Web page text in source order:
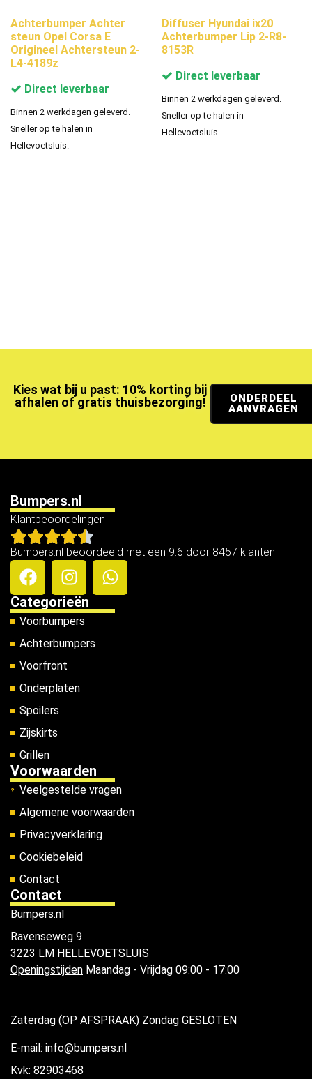
Achterbumper Achter
steun Opel Corsa E
Origineel Achtersteun 2-
L4-4189z
Direct leverbaar
Binnen 2 werkdagen geleverd.
Sneller op te halen in
Hellevoetsluis.
Diffuser Hyundai ix20
Achterbumper Lip 2-R8-
8153R
Direct leverbaar
Binnen 2 werkdagen geleverd.
Sneller op te halen in
Hellevoetsluis.
Kies wat bij u past: 10% korting bij
afhalen of gratis thuisbezorging!
ONDERDEEL
AANVRAGEN
Bumpers.nl
Klantbeoordelingen
Bumpers.nl beoordeeld met een 9.6 door 8457 klanten!
Categorieën
Voorbumpers
Achterbumpers
Voorfront
Onderplaten
Spoilers
Zijskirts
Grillen
Voorwaarden
Veelgestelde vragen
Algemene voorwaarden
Privacyverklaring
Cookiebeleid
Contact
Contact
Bumpers.nl
Ravenseweg 9
3223 LM HELLEVOETSLUIS
Openingstijden Maandag - Vrijdag 09:00 - 17:00
Zaterdag (OP AFSPRAAK) Zondag GESLOTEN
E-mail: info@bumpers.nl
Kvk: 82903468